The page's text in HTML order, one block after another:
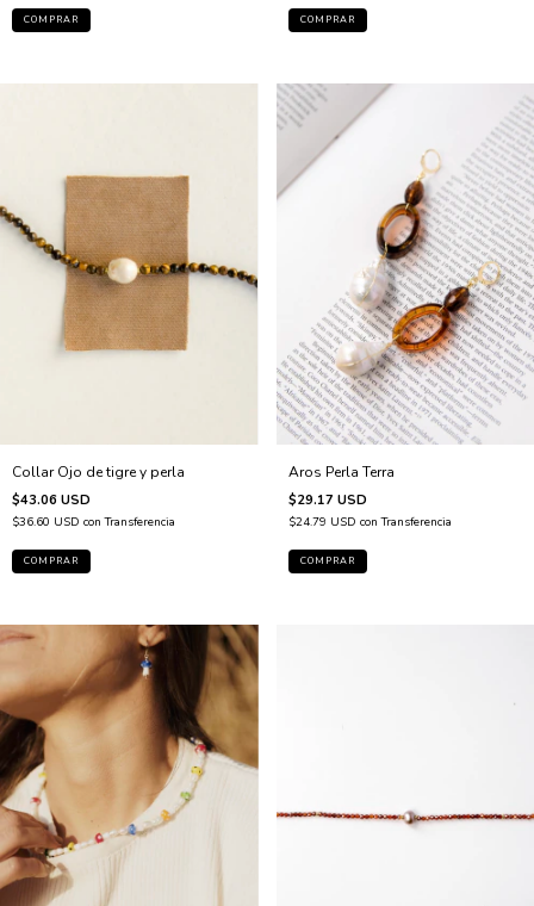
Collar Ojo de tigre y perla
$43.06 USD
$36.60 USD con Transferencia
Aros Perla Terra
$29.17 USD
$24.79 USD con Transferencia